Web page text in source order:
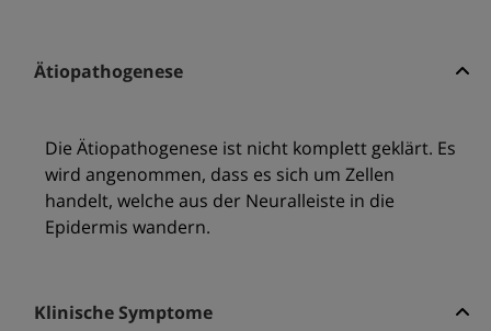
Ätiopathogenese
Die Ätiopathogenese ist nicht komplett geklärt. Es
wird angenommen, dass es sich um Zellen
handelt, welche aus der Neuralleiste in die
Epidermis wandern.
Klinische Symptome